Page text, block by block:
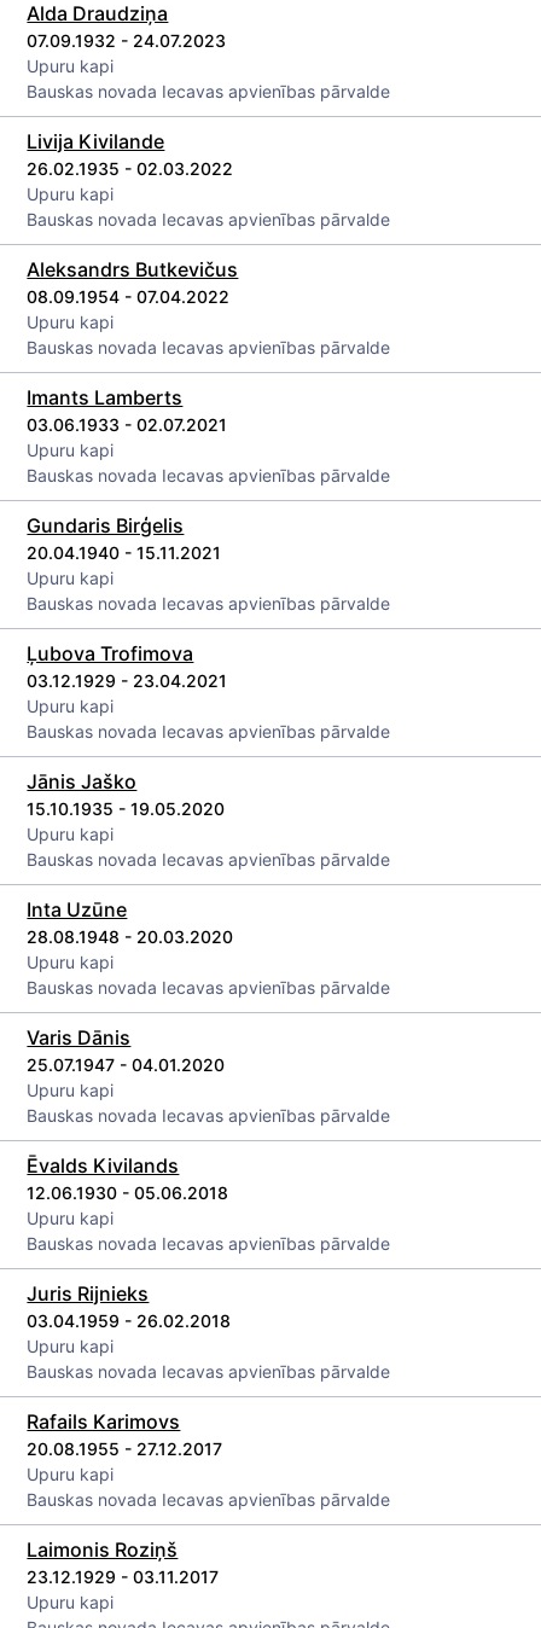
Alda Draudziņa
07.09.1932 - 24.07.2023
Upuru kapi
Bauskas novada Iecavas apvienības pārvalde
Livija Kivilande
26.02.1935 - 02.03.2022
Upuru kapi
Bauskas novada Iecavas apvienības pārvalde
Aleksandrs Butkevičus
08.09.1954 - 07.04.2022
Upuru kapi
Bauskas novada Iecavas apvienības pārvalde
Imants Lamberts
03.06.1933 - 02.07.2021
Upuru kapi
Bauskas novada Iecavas apvienības pārvalde
Gundaris Birģelis
20.04.1940 - 15.11.2021
Upuru kapi
Bauskas novada Iecavas apvienības pārvalde
Ļubova Trofimova
03.12.1929 - 23.04.2021
Upuru kapi
Bauskas novada Iecavas apvienības pārvalde
Jānis Jaško
15.10.1935 - 19.05.2020
Upuru kapi
Bauskas novada Iecavas apvienības pārvalde
Inta Uzūne
28.08.1948 - 20.03.2020
Upuru kapi
Bauskas novada Iecavas apvienības pārvalde
Varis Dānis
25.07.1947 - 04.01.2020
Upuru kapi
Bauskas novada Iecavas apvienības pārvalde
Ēvalds Kivilands
12.06.1930 - 05.06.2018
Upuru kapi
Bauskas novada Iecavas apvienības pārvalde
Juris Rijnieks
03.04.1959 - 26.02.2018
Upuru kapi
Bauskas novada Iecavas apvienības pārvalde
Rafails Karimovs
20.08.1955 - 27.12.2017
Upuru kapi
Bauskas novada Iecavas apvienības pārvalde
Laimonis Roziņš
23.12.1929 - 03.11.2017
Upuru kapi